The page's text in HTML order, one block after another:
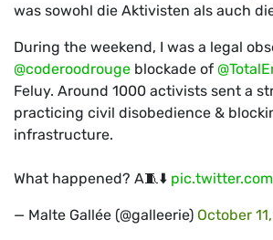
was sowohl die Aktivisten als auch
During the weekend, I was a legal
@coderoodrouge blockade of
Feluy. Around 1000 activists sent a
practicing civil disobedience &
infrastructure.
What happened? A🧵⬇️
— Malte Gallée (@galleerie) October